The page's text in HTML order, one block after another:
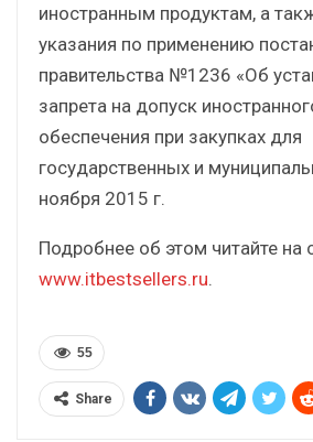
иностранным продуктам, а
указания по применению
правительства №1236 «Об
запрета на допуск
обеспечения при закупках для
государственных и
ноября 2015 г.
Подробнее об этом читайте на
www.itbestsellers.ru.
55
Share